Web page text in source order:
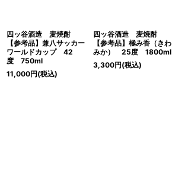
四ッ谷酒造 麦焼酎
【参考品】兼八サッカー
ワールドカップ 42
度 750ml
11,000円(税込)
四ッ谷酒造 麦焼酎
【参考品】極み香（きわ
みか） 25度 1800ml
3,300円(税込)